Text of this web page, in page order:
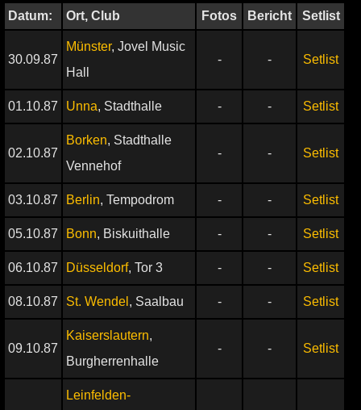
Datum: Ort, Club Fotos Bericht Setlist
30.09.87
Münster, Jovel Music
Hall
- - Setlist
01.10.87 Unna, Stadthalle - - Setlist
02.10.87
Borken, Stadthalle
Vennehof
- - Setlist
03.10.87 Berlin, Tempodrom - - Setlist
05.10.87 Bonn, Biskuithalle - - Setlist
06.10.87 Düsseldorf, Tor 3 - - Setlist
08.10.87 St. Wendel , Saalbau - - Setlist
09.10.87
Kaiserslautern,
Burgherrenhalle
- - Setlist
Leinfelden-